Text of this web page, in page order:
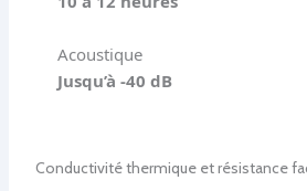
Acoustique
Jusqu’à -40 dB
Conductivité thermique et résistance